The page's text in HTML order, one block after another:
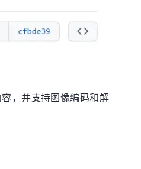
，并支持图像编码和解